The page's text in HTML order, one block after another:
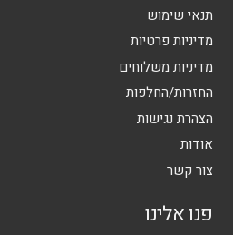
תנאי שימוש
מדיניות פרטיות
מדיניות משלוחים
החזרות/החלפות
הצהרת נגישות
אודות
צור קשר
פנו אלינו